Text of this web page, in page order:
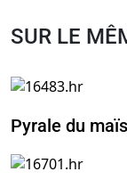
SUR LE
Pyrale du maïs